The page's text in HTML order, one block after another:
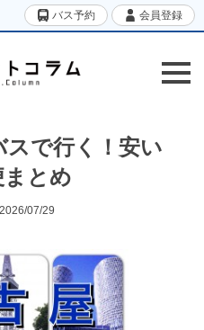
バス予約 会員登録
スで行く！安い
まとめ
07/29